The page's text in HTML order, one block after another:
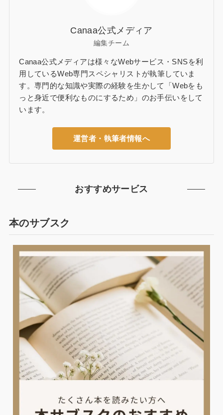
Canaa公式メディア
編集チーム
Canaa公式メディアは様々なWebサービス・SNSを利
用しているWeb専門スペシャリストが執筆していま
す。専門的な知識や実際の経験を生かして「Webをも
っと身近で便利なものにするため」のお手伝いをして
います。
運営者・執筆者情報へ
おすすめサービス
本のサブスク